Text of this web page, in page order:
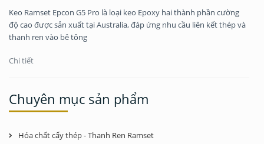
Keo Ramset Epcon G5 Pro là loại keo Epoxy hai thành phần cường
độ cao được sản xuất tại Australia, đáp ứng nhu cầu liên kết thép và
thanh ren vào bê tông
Chi tiết
Chuyên mục sản phẩm
Hóa chất cấy thép - Thanh Ren Ramset